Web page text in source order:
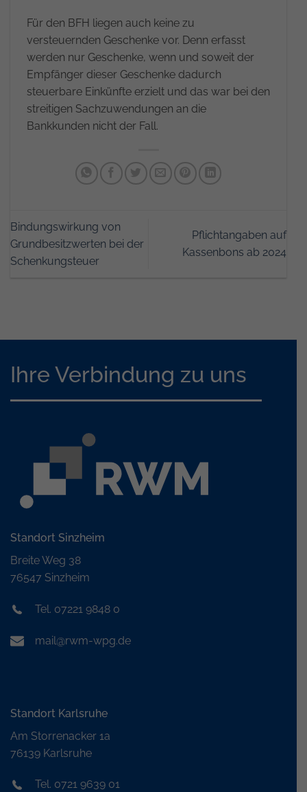
Für den BFH liegen auch keine zu
versteuernden Geschenke vor. Denn erfasst
werden nur Geschenke, wenn und soweit der
Empfänger dieser Geschenke dadurch
steuerbare Einkünfte erzielt und das war bei den
streitigen Sachzuwendungen an die
Bankkunden nicht der Fall.
Bindungswirkung von
Grundbesitzwerten bei der
Schenkungsteuer
Pflichtangaben auf
Kassenbons ab 2024
Ihre Verbindung zu uns
Standort Sinzheim
Breite Weg 38
76547 Sinzheim
Tel. 07221 9848 0
mail@rwm-wpg.de
Standort Karlsruhe
Am Storrenacker 1a
76139 Karlsruhe
Tel. 0721 9639 01